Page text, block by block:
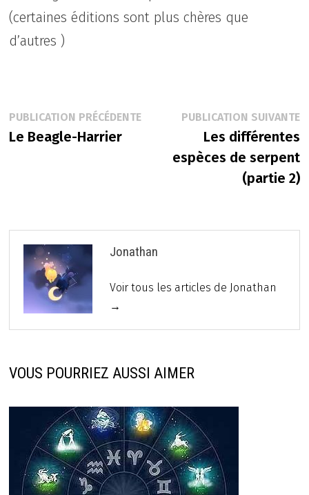
(certaines éditions sont plus chères que
d’autres )
Navigation
de
PUBLICATION PRÉCÉDENTEPublication
précédente :
Le Beagle-Harrier
PUBLICATION SUIVANTE
Les différentes
espèces de serpent
(partie 2)
Jonathan
Voir tous les articles de Jonathan
→
VOUS POURRIEZ AUSSI AIMER